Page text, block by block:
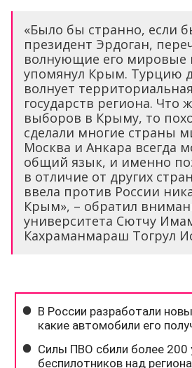
«Было бы странно, если
президент Эрдоган,
волнующие его мировые
упомянул Крым. Турцию
волнует
государств региона. Что
выборов в Крыму, то
сделали многие страны
Москва и Анкара всегда
общий язык, и именно
в отличие от других
ввела против России
Крым», – обратил
университета Сютчу
Кахраманмараш Тогрул